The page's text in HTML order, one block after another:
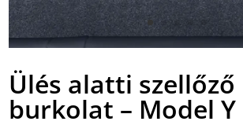
Ülés alatti szellőző
burkolat – Model Y